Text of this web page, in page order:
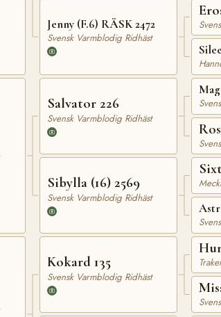
Jenny (F.6) RÄSK 2472
Svensk Varmblodig Ridhäst
Salvator 226
Svensk Varmblodig Ridhäst
Sibylla (16) 2569
Svensk Varmblodig Ridhäst
Kokard 135
Svensk Varmblodig Ridhäst